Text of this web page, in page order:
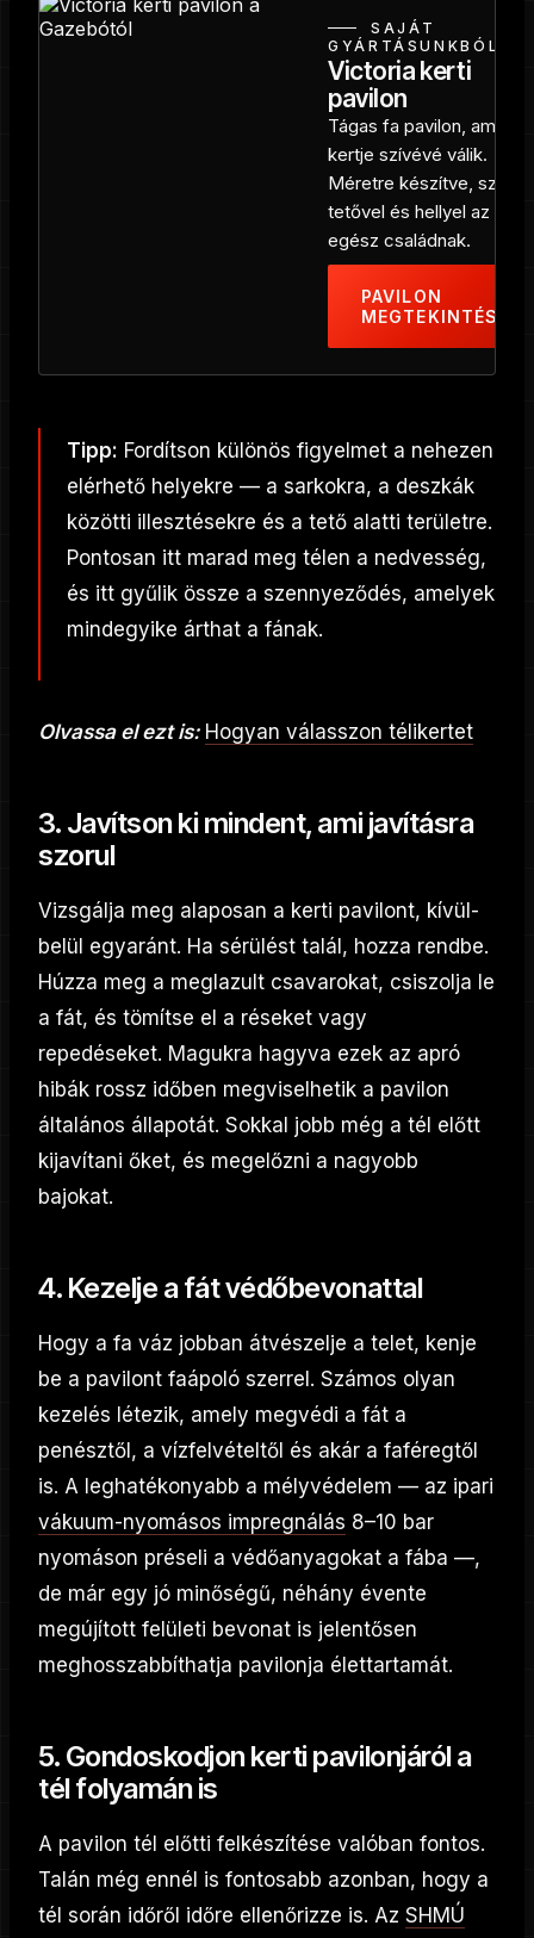
SAJÁT
GYÁRTÁSUNKBÓL
Victoria kerti
pavilon
Tágas fa pavilon, amely a
kertje szívévé válik.
Méretre készítve, szilárd
tetővel és hellyel az
egész családnak.
PAVILON
MEGTEKINTÉSE
Tipp: Fordítson különös figyelmet a nehezen
elérhető helyekre — a sarkokra, a deszkák
közötti illesztésekre és a tető alatti területre.
Pontosan itt marad meg télen a nedvesség,
és itt gyűlik össze a szennyeződés, amelyek
mindegyike árthat a fának.
Olvassa el ezt is: Hogyan válasszon télikertet
3. Javítson ki mindent, ami javításra
szorul
Vizsgálja meg alaposan a kerti pavilont, kívül-
belül egyaránt. Ha sérülést talál, hozza rendbe.
Húzza meg a meglazult csavarokat, csiszolja le
a fát, és tömítse el a réseket vagy
repedéseket. Magukra hagyva ezek az apró
hibák rossz időben megviselhetik a pavilon
általános állapotát. Sokkal jobb még a tél előtt
kijavítani őket, és megelőzni a nagyobb
bajokat.
4. Kezelje a fát védőbevonattal
Hogy a fa váz jobban átvészelje a telet, kenje
be a pavilont faápoló szerrel. Számos olyan
kezelés létezik, amely megvédi a fát a
penésztől, a vízfelvételtől és akár a faféregtől
is. A leghatékonyabb a mélyvédelem — az ipari
vákuum-nyomásos impregnálás 8–10 bar
nyomáson préseli a védőanyagokat a fába —,
de már egy jó minőségű, néhány évente
megújított felületi bevonat is jelentősen
meghosszabbíthatja pavilonja élettartamát.
5. Gondoskodjon kerti pavilonjáról a
tél folyamán is
A pavilon tél előtti felkészítése valóban fontos.
Talán még ennél is fontosabb azonban, hogy a
tél során időről időre ellenőrizze is. Az SHMÚ